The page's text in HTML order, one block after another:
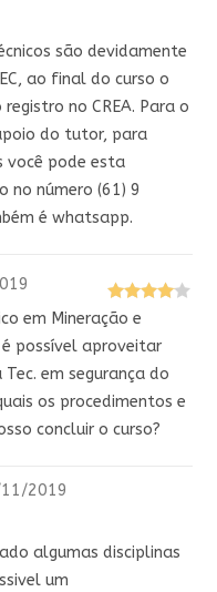
são devidamente
ao final do curso o
no CREA. Para o
do tutor, para
você pode esta
no número (61) 9
é whatsapp.
Avaliação
4de 5
em Mineração e
possível aproveitar
em segurança do
os procedimentos e
concluir o curso?
2019
algumas disciplinas
um